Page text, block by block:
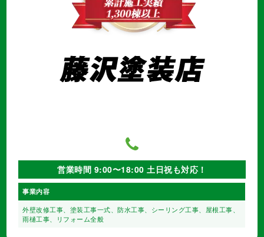
営業時間 9:00〜18:00 土日祝も対応！
事業内容
外壁改修工事、塗装工事⼀式、防水工事、シーリング工事、 屋根工事、
雨樋工事、
リフォーム全般